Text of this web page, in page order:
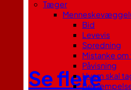
Se flere
Tæger
Bid
Levevis
Spredning
Mistanke
Påvisning
Hvem skal